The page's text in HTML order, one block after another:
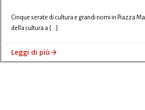
Cinque serate di cultura e grandi nomi in Piazza
della cultura a […]
Leggi di più